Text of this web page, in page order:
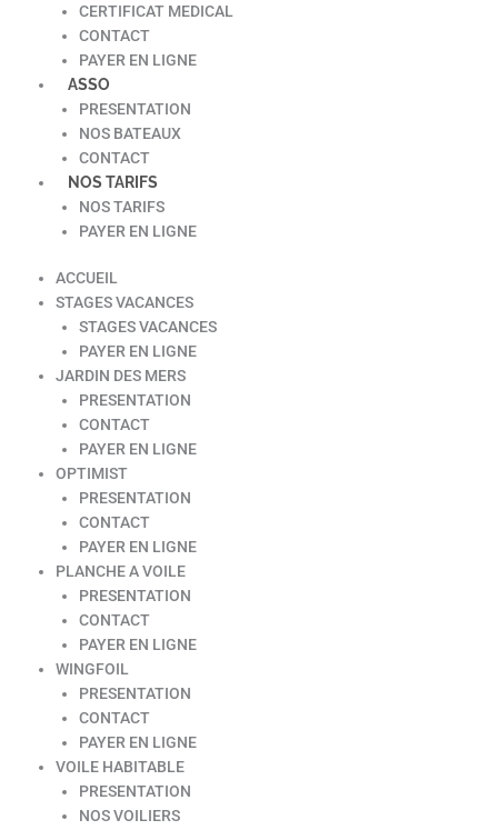
CERTIFICAT MEDICAL
CONTACT
PAYER EN LIGNE
ASSO
PRESENTATION
NOS BATEAUX
CONTACT
NOS TARIFS
NOS TARIFS
PAYER EN LIGNE
ACCUEIL
STAGES VACANCES
STAGES VACANCES
PAYER EN LIGNE
JARDIN DES MERS
PRESENTATION
CONTACT
PAYER EN LIGNE
OPTIMIST
PRESENTATION
CONTACT
PAYER EN LIGNE
PLANCHE A VOILE
PRESENTATION
CONTACT
PAYER EN LIGNE
WINGFOIL
PRESENTATION
CONTACT
PAYER EN LIGNE
VOILE HABITABLE
PRESENTATION
NOS VOILIERS